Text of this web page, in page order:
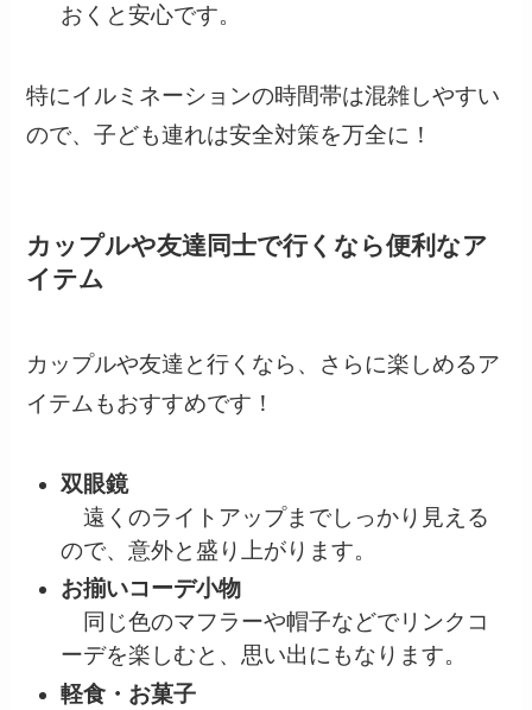
おくと安心です。
特にイルミネーションの時間帯は混雑しやすい
ので、子ども連れは安全対策を万全に！
カップルや友達同士で行くなら便利なア
イテム
カップルや友達と行くなら、さらに楽しめるア
イテムもおすすめです！
双眼鏡
遠くのライトアップまでしっかり見える
ので、意外と盛り上がります。
お揃いコーデ小物
同じ色のマフラーや帽子などでリンクコ
ーデを楽しむと、思い出にもなります。
軽食・お菓子